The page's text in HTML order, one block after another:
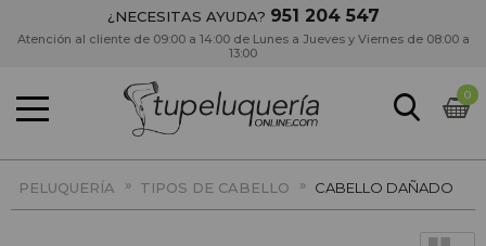
¿NECESITAS AYUDA? 951 204 547
Atención al cliente de 09:00 a 14:00 de Lunes a Jueves y Viernes de 08:00 a
13:00
0
PELUQUERÍA » TIPOS DE CABELLO » CABELLO DAÑADO